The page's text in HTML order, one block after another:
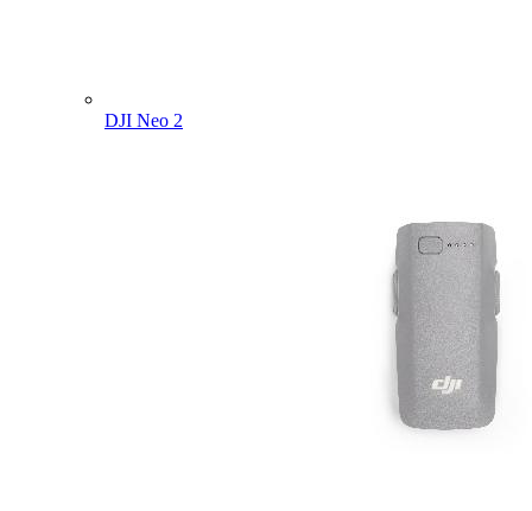
DJI Neo 2